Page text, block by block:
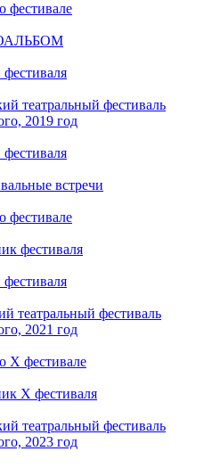
театральный фестиваль
2019 год
встречи
фестиваля
театральный фестиваль
2021 год
фестивале
X фестиваля
театральный фестиваль
2023 год